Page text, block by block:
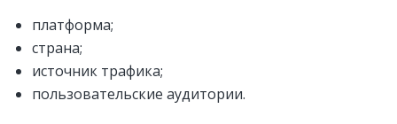
платформа;
страна;
источник трафика;
пользовательские аудитории.